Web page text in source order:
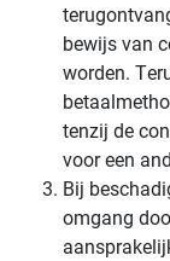
bewijs van
worden.
tenzij de
voor een
Bij
omgang